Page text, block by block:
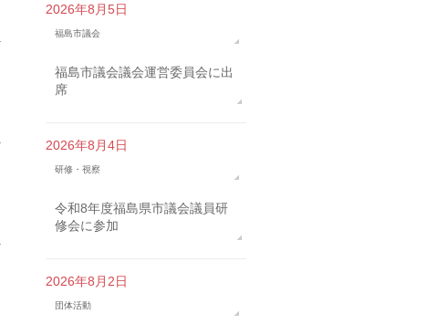
2026年8月5日
福島市議会
福島市議会議会運営委員会に出
席
2026年8月4日
研修・視察
令和8年度福島県市議会議員研
修会に参加
2026年8月2日
団体活動